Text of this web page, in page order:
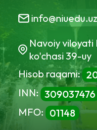
info@niuedu.uz
Navoiy
ko'chasi 39-uy
Hisob raqami:
INN: 309037476
MFO: 01148